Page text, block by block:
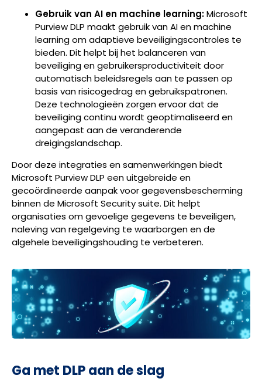
Gebruik van AI en machine learning:Microsoft
Purview DLP maakt gebruik van AI en machine
learning om adaptieve beveiligingscontroles te
bieden. Dit helpt bij het balanceren van
beveiliging en gebruikersproductiviteit door
automatisch beleidsregels aan te passen op
basis van risicogedrag en gebruikspatronen.
Deze technologieën zorgen ervoor dat de
beveiliging continu wordt geoptimaliseerd en
aangepast aan de veranderende
dreigingslandschap.
Door deze integraties en samenwerkingen biedt
Microsoft Purview DLP een uitgebreide en
gecoördineerde aanpak voor gegevensbescherming
binnen de Microsoft Security suite. Dit helpt
organisaties om gevoelige gegevens te beveiligen,
naleving van regelgeving te waarborgen en de
algehele beveiligingshouding te verbeteren.
Ga met DLP aan de slag